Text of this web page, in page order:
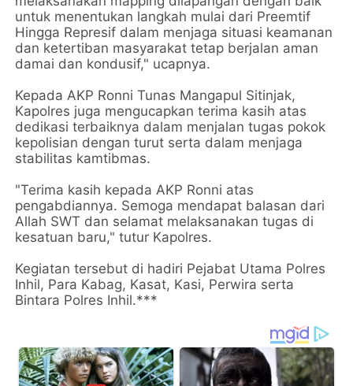
untuk menentukan langkah mulai dari Preemtif
Hingga Represif dalam menjaga situasi keamanan
dan ketertiban masyarakat tetap berjalan aman
damai dan kondusif," ucapnya.
Kepada AKP Ronni Tunas Mangapul Sitinjak,
Kapolres juga mengucapkan terima kasih atas
dedikasi terbaiknya dalam menjalan tugas pokok
kepolisian dengan turut serta dalam menjaga
stabilitas kamtibmas.
"Terima kasih kepada AKP Ronni atas
pengabdiannya. Semoga mendapat balasan dari
Allah SWT dan selamat melaksanakan tugas di
kesatuan baru," tutur Kapolres.
Kegiatan tersebut di hadiri Pejabat Utama Polres
Inhil, Para Kabag, Kasat, Kasi, Perwira serta
Bintara Polres Inhil.***